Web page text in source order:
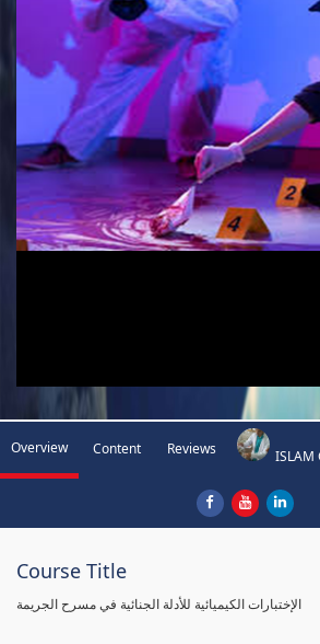
Overview Content Reviews ISLAM
Course Title
الإختبارات الكيميائية للأدلة الجنائية في مسرح الجريمة